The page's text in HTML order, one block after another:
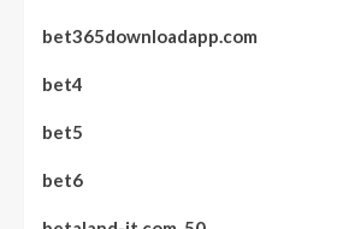
bet365downloadapp.com
bet4
bet5
bet6